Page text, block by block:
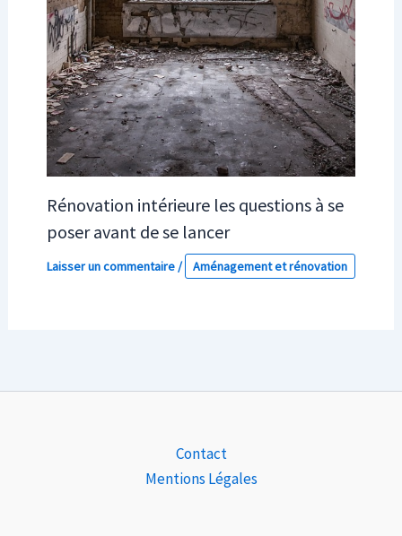
Rénovation intérieure les questions à se
poser avant de se lancer
Laisser un commentaire/ Aménagement et rénovation
Contact
Mentions Légales